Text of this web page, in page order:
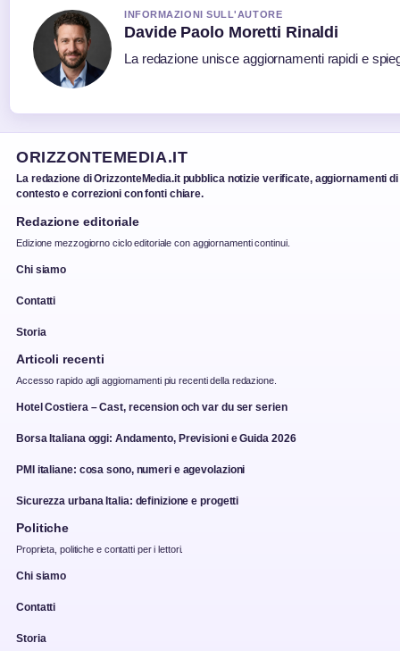
INFORMAZIONI SULL'AUTORE
Davide Paolo Moretti Rinaldi
La redazione unisce aggiornamenti rapidi e
ORIZZONTEMEDIA.IT
La redazione di OrizzonteMedia.it pubblica notizie verificate, aggiornamenti di
contesto e correzioni con fonti chiare.
Redazione editoriale
Edizione mezzogiorno ciclo editoriale con aggiornamenti continui.
Chi siamo
Contatti
Storia
Articoli recenti
Accesso rapido agli aggiornamenti piu recenti della redazione.
Hotel Costiera – Cast, recension och var du ser serien
Borsa Italiana oggi: Andamento, Previsioni e Guida 2026
PMI italiane: cosa sono, numeri e agevolazioni
Sicurezza urbana Italia: definizione e progetti
Politiche
Proprieta, politiche e contatti per i lettori.
Chi siamo
Contatti
Storia